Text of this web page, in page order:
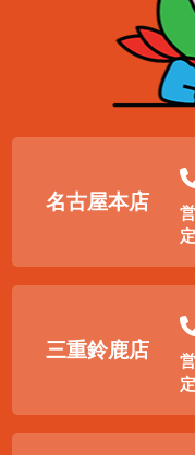
名古屋本店
三重鈴鹿店